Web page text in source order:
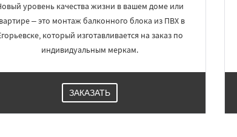
уровень качества жизни в вашем доме или
– это монтаж балконного блока из ПВХ в
который изготавливается на заказ по
индивидуальным меркам.
ЗАКАЗАТЬ